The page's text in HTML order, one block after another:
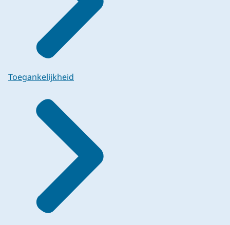
Toegankelijkheid